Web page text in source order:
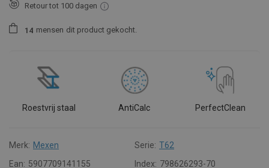
Retour tot 100 dagen
1 4 mensen dit product gekocht.
Roestvrij staal AntiCalc PerfectClean
Merk: Mexen Serie: T62
Ean: 5907709141155 Index: 798626293-70